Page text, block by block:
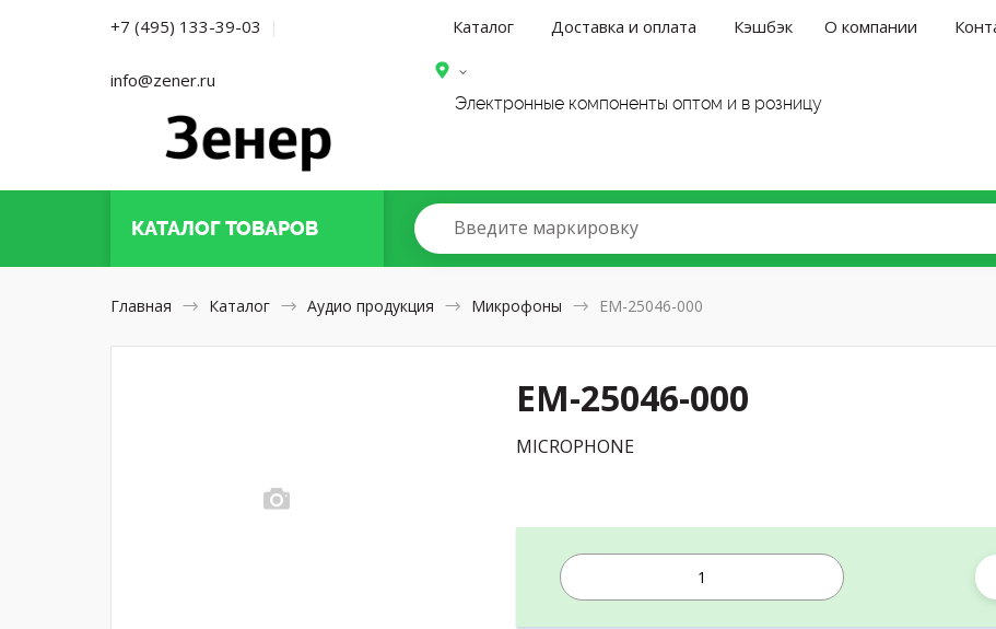
+7 (495) 133-39-03 |
info@zener.ru
Каталог Доставка и оплата Кэшбэк О компании
Электронные компоненты оптом и в розницу
КАТАЛОГТОВАРОВ Введите маркировку
Главная Каталог Аудио продукция Микрофоны EM-25046-000
EM-25046-000
MICROPHONE